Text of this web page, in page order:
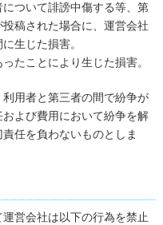
ついて誹謗中傷する等、第
稿された場合に、運営会社
生じた損害。
たことにより生じた損害。
用者と第三者の間で紛争が
よび費用において紛争を解
任を負わないものとしま
営会社は以下の行為を禁止